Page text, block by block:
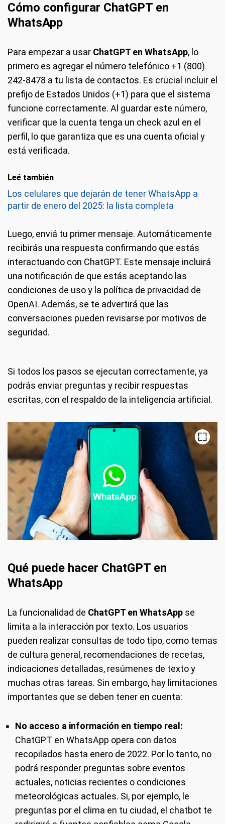
Cómo configurar ChatGPT en
WhatsApp
Para empezar a usar ChatGPT en WhatsApp, lo
primero es agregar el número telefónico +1 (800)
242-8478 a tu lista de contactos. Es crucial incluir el
prefijo de Estados Unidos (+1) para que el sistema
funcione correctamente. Al guardar este número,
verificar que la cuenta tenga un check azul en el
perfil, lo que garantiza que es una cuenta oficial y
está verificada.
Leé también
Los celulares que dejarán de tener WhatsApp a
partir de enero del 2025: la lista completa
Luego, enviá tu primer mensaje. Automáticamente
recibirás una respuesta confirmando que estás
interactuando con ChatGPT. Este mensaje incluirá
una notificación de que estás aceptando las
condiciones de uso y la política de privacidad de
OpenAI. Además, se te advertirá que las
conversaciones pueden revisarse por motivos de
seguridad.
Si todos los pasos se ejecutan correctamente, ya
podrás enviar preguntas y recibir respuestas
escritas, con el respaldo de la inteligencia artificial.
Qué puede hacer ChatGPT en
WhatsApp
La funcionalidad de ChatGPT en WhatsApp se
limita a la interacción por texto. Los usuarios
pueden realizar consultas de todo tipo, como temas
de cultura general, recomendaciones de recetas,
indicaciones detalladas, resúmenes de texto y
muchas otras tareas. Sin embargo, hay limitaciones
importantes que se deben tener en cuenta:
No acceso a información en tiempo real:
ChatGPT en WhatsApp opera con datos
recopilados hasta enero de 2022. Por lo tanto, no
podrá responder preguntas sobre eventos
actuales, noticias recientes o condiciones
meteorológicas actuales. Si, por ejemplo, le
preguntas por el clima en tu ciudad, el chatbot te